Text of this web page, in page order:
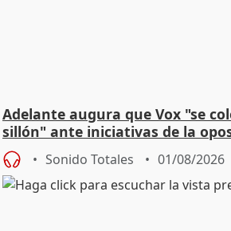
Adelante augura que Vox "se
sillón" ante iniciativas de la
Sonido Totales 01/08/2026